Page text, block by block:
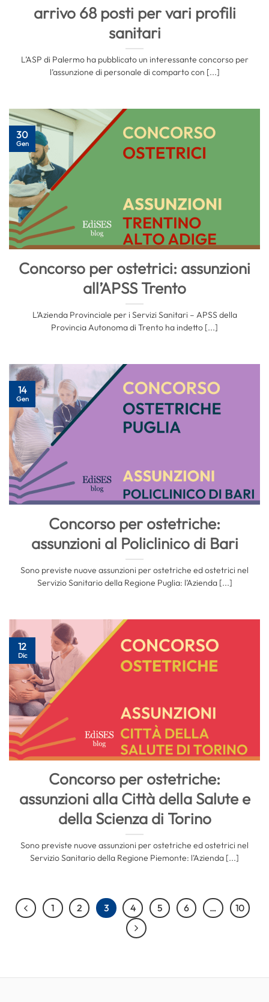
arrivo 68 posti per vari profili
sanitari
L’ASP di Palermo ha pubblicato un interessante concorso per
l’assunzione di personale di comparto con [...]
Concorso per ostetrici: assunzioni
all’APSS Trento
L’Azienda Provinciale per i Servizi Sanitari – APSS della
Provincia Autonoma di Trento ha indetto [...]
30
Gen
Concorso per ostetriche:
assunzioni al Policlinico di Bari
Sono previste nuove assunzioni per ostetriche ed ostetrici nel
Servizio Sanitario della Regione Puglia: l’Azienda [...]
14
Gen
Concorso per ostetriche:
assunzioni alla Città della Salute e
della Scienza di Torino
Sono previste nuove assunzioni per ostetriche ed ostetrici nel
Servizio Sanitario della Regione Piemonte: l’Azienda [...]
12
Dic
1 2 3 4 5 6 … 10